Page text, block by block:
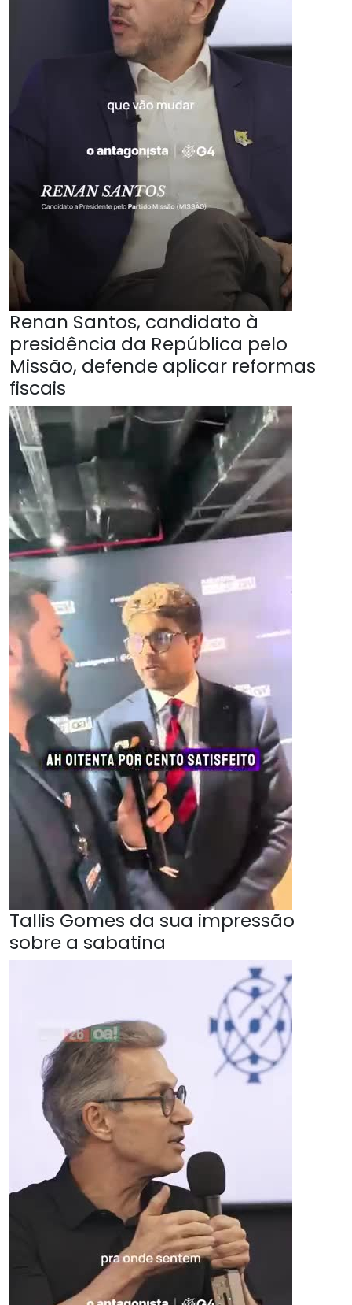
Renan Santos, candidato à
presidência da República pelo
Missão, defende aplicar reformas
fiscais
Tallis Gomes da sua impressão
sobre a sabatina